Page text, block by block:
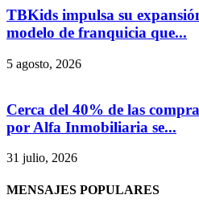
TBKids impulsa su
modelo de franquicia que...
5 agosto, 2026
Cerca del 40% de las
por Alfa Inmobiliaria se...
31 julio, 2026
MENSAJES POPULARES